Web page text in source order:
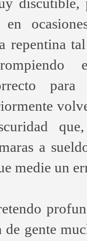
en
repentina
a
medie un
gente